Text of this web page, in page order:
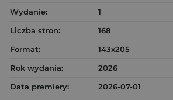
Wydanie:
1
Liczba stron:
168
Format:
143x205
Rok wydania:
2026
Data premiery:
2026-07-01